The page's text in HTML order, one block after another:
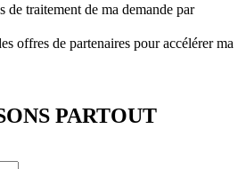
de traitement de ma demande par
offres de partenaires pour accélérer ma
PARTOUT